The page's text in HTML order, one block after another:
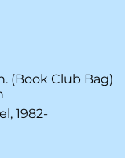
1982-
(Book Club Bag)